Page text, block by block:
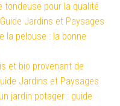
tondeuse pour la qualité
Jardins et Paysages
la pelouse : la bonne
et bio provenant de
Jardins et Paysages
jardin potager : guide